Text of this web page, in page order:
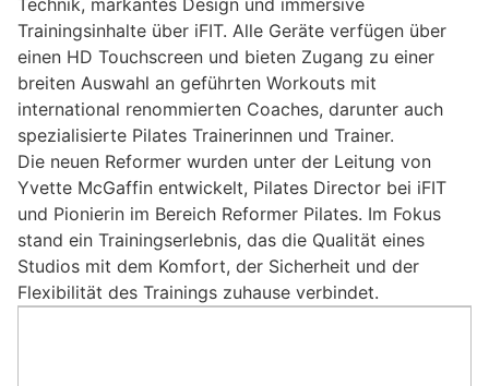
Trainingsinhalte über iFIT. Alle Geräte verfügen über
einen HD Touchscreen und bieten Zugang zu einer
breiten Auswahl an geführten Workouts mit
international renommierten Coaches, darunter auch
spezialisierte Pilates Trainerinnen und Trainer.
Die neuen Reformer wurden unter der Leitung von
Yvette McGaffin entwickelt, Pilates Director bei iFIT
und Pionierin im Bereich Reformer Pilates. Im Fokus
stand ein Trainingserlebnis, das die Qualität eines
Studios mit dem Komfort, der Sicherheit und der
Flexibilität des Trainings zuhause verbindet.